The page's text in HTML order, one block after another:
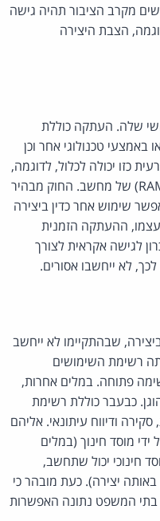
מקרב הציבור תהיה גישה
הצבת היצירה
שלה. העתקה כוללת
באמצעי טכנולוגי אחר וכן
כזו יכולה לכלול, לדוגמה,
טעינת תוכנה לזכרון לגישה אקראית (RAM) של מחשב. החוק מבהיר
שימוש אחר כדין ביצירה
עצמו, ההעתקה הזמנית
לגישה אקראית לצורך
לא ייחשבו אסורים.
שבהתקיימו לא ייחשב
רשימת השימושים
פתוחה. במלים אחרות,
כבעבר כוללת רשימת
ודיווח עיתונאי. אליהם
מוסד חינוך (במלים
חינוכי יכול שתחשב,
יצירה). כעת מובהר כי
בתי המשפט נתונה האפשרות